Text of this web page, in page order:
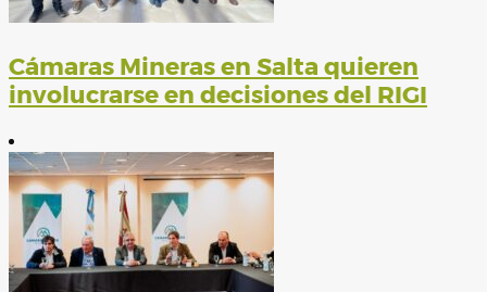
Cámaras Mineras en Salta quieren
involucrarse en decisiones del RIGI